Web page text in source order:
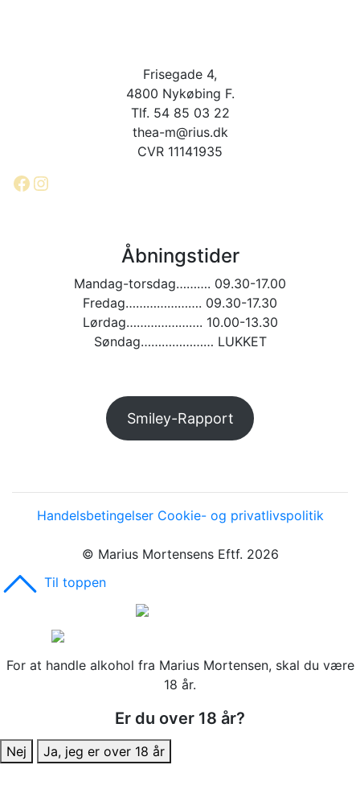
Frisegade 4,
4800 Nykøbing F.
Tlf. 54 85 03 22
thea-m@rius.dk
CVR 11141935
Facebook
Instagram
Åbningstider
Mandag-torsdag………. 09.30-17.00
Fredag…………………. 09.30-17.30
Lørdag…………………. 10.00-13.30
Søndag………………… LUKKET
Smiley-Rapport
Handelsbetingelser Cookie- og privatlivspolitik
© Marius Mortensens Eftf. 2026
Til toppen
For at handle alkohol fra Marius Mortensen, skal du være
18 år.
Er du over 18 år?
Nej Ja, jeg er over 18 år